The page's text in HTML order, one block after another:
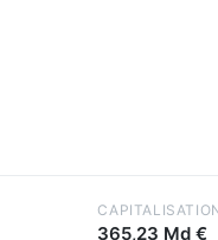
365,23 Md €